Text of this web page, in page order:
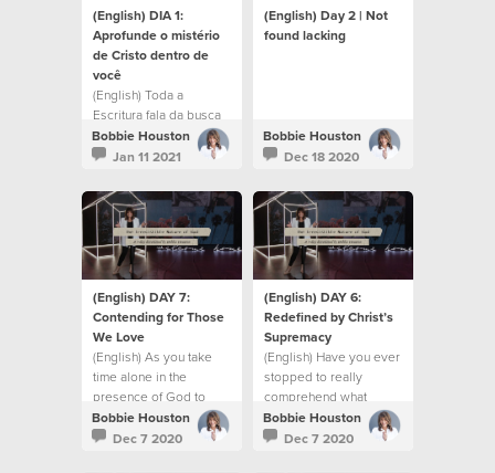
(English) DIA 1:
Aprofunde o mistério
de Cristo dentro de
você
(English) Toda a
Escritura fala da busca
de significado e
propósito.
Bobbie Houston
Jan 11 2021
(English) Day 2 | Not
found lacking
Bobbie Houston
Dec 18 2020
(English) DAY 7:
Contending for Those
We Love
(English) As you take
time alone in the
presence of God to
pause and reflect
Bobbie Houston
Dec 7 2020
(English) DAY 6:
Redefined by Christ’s
Supremacy
(English) Have you ever
stopped to really
comprehend what
Christ-in-you truly
means?
Bobbie Houston
Dec 7 2020